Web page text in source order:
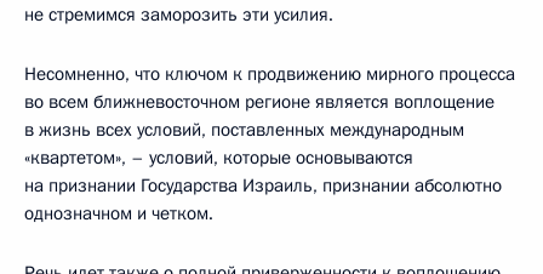
не стремимся заморозить эти усилия.
Несомненно, что ключом к продвижению мирного процесса
во всем ближневосточном регионе является воплощение
в жизнь всех условий, поставленных международным
«квартетом», – условий, которые основываются
на признании Государства Израиль, признании абсолютно
однозначном и четком.